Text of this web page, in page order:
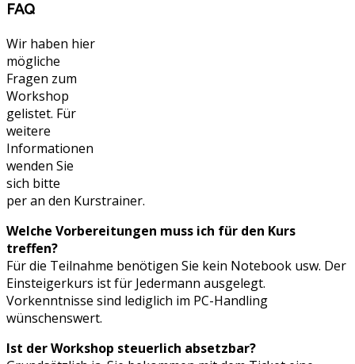
FAQ
Wir haben hier
mögliche
Fragen zum
Workshop
gelistet. Für
weitere
Informationen
wenden Sie
sich bitte
per an den Kurstrainer.
Welche Vorbereitungen muss ich für den Kurs
treffen?
Für die Teilnahme benötigen Sie kein Notebook usw. Der
Einsteigerkurs ist für Jedermann ausgelegt.
Vorkenntnisse sind lediglich im PC-Handling
wünschenswert.
Ist der Workshop steuerlich absetzbar?